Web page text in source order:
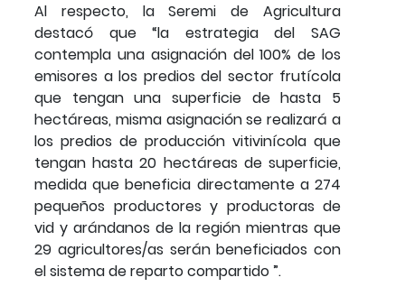
Al respecto, la Seremi de Agricultura
destacó que “la estrategia del SAG
contempla una asignación del 100% de los
emisores a los predios del sector frutícola
que tengan una superficie de hasta 5
hectáreas, misma asignación se realizará a
los predios de producción vitivinícola que
tengan hasta 20 hectáreas de superficie,
medida que beneficia directamente a 274
pequeños productores y productoras de
vid y arándanos de la región mientras que
29 agricultores/as serán beneficiados con
el sistema de reparto compartido ”.